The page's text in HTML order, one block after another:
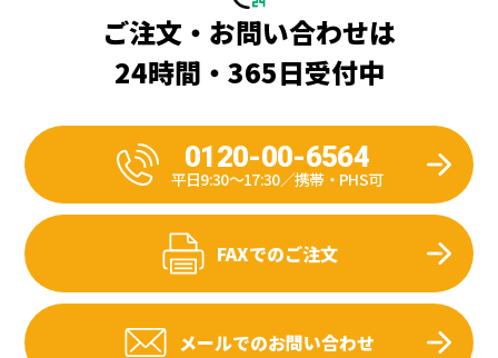
ご注文・お問い合わせは
24時間・365日受付中
0120-00-6564
平日9:30〜17:30／携帯・PHS可
FAXでのご注文
メールでのお問い合わせ